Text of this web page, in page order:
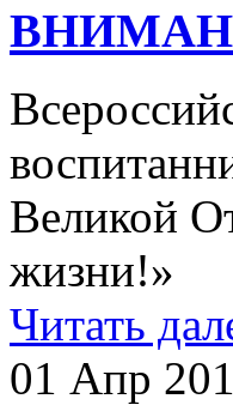
Великой
жизни!»
Читать
01 Апр